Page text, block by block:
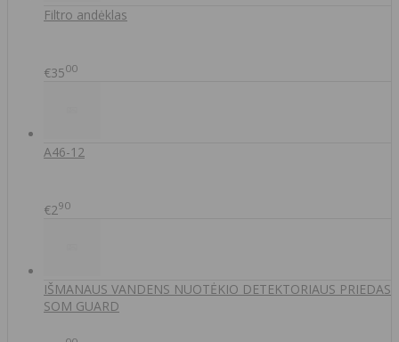
Filtro andėklas
€3500
A46-12
€290
IŠMANAUS VANDENS NUOTĖKIO DETEKTORIAUS PRIEDAS
SOM GUARD